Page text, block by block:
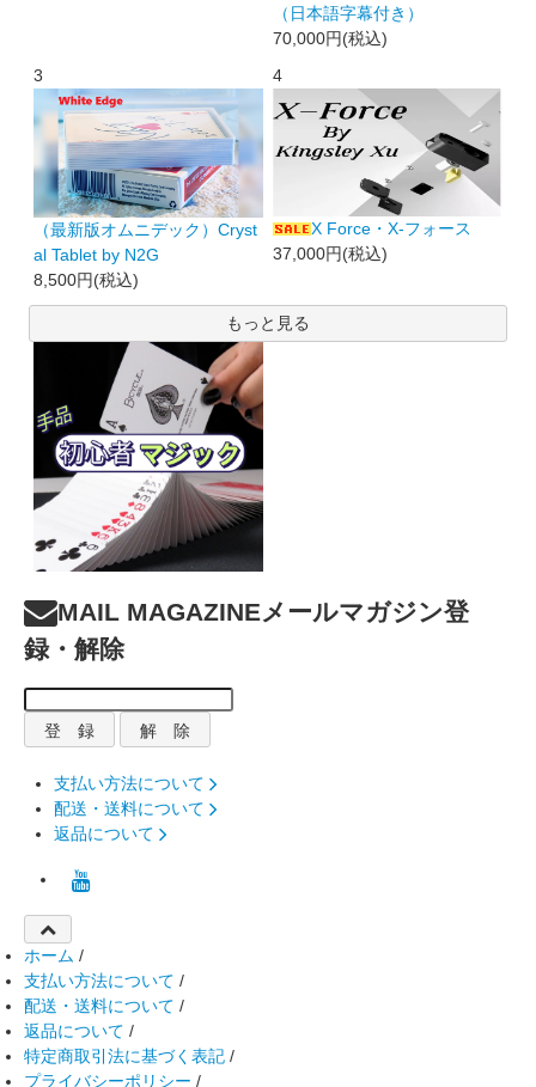
（日本語字幕付き）
70,000円(税込)
3
（最新版オムニデック）Cryst
al Tablet by N2G
8,500円(税込)
4
X Force・X-フォース
37,000円(税込)
もっと見る
MAIL MAGAZINEメールマガジン登
録・解除
支払い方法について
配送・送料について
返品について
ホーム /
支払い方法について /
配送・送料について /
返品について /
特定商取引法に基づく表記 /
プライバシーポリシー /